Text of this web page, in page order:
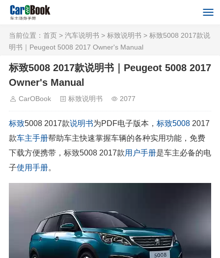
当前位置： 首页 > 汽车说明书 > 标致说明书 > 标致5008 2017款说
明书｜Peugeot 5008 2017 Owner's Manual
标致5008 2017款说明书｜Peugeot 5008 2017
Owner's Manual
CarOBook 标致说明书 2077
标致5008 2017款说明书为PDF电子版本， 标致5008 2017
款车主手册帮助车主快速掌握车辆的各种实用功能，免费
下载方便携带，标致5008 2017款用户手册是车主必备的电
子使用手册。